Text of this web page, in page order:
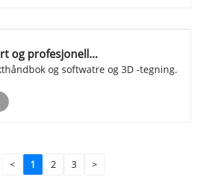
og profesjonell
og softwatre og 3D -tegning.
< 1 2 3 >